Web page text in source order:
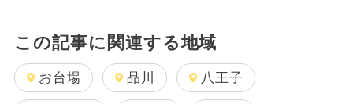
この記事に関連する地域
お台場 品川 八王子